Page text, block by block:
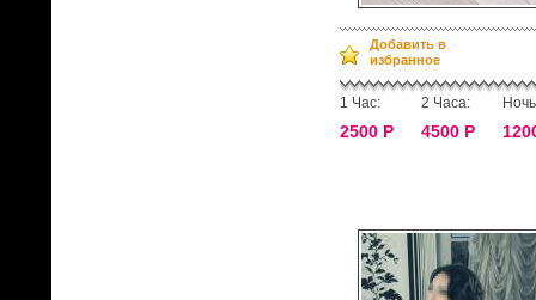
Добавить в
избранное
1 Час:
2500 Р
2 Часа:
4500 Р